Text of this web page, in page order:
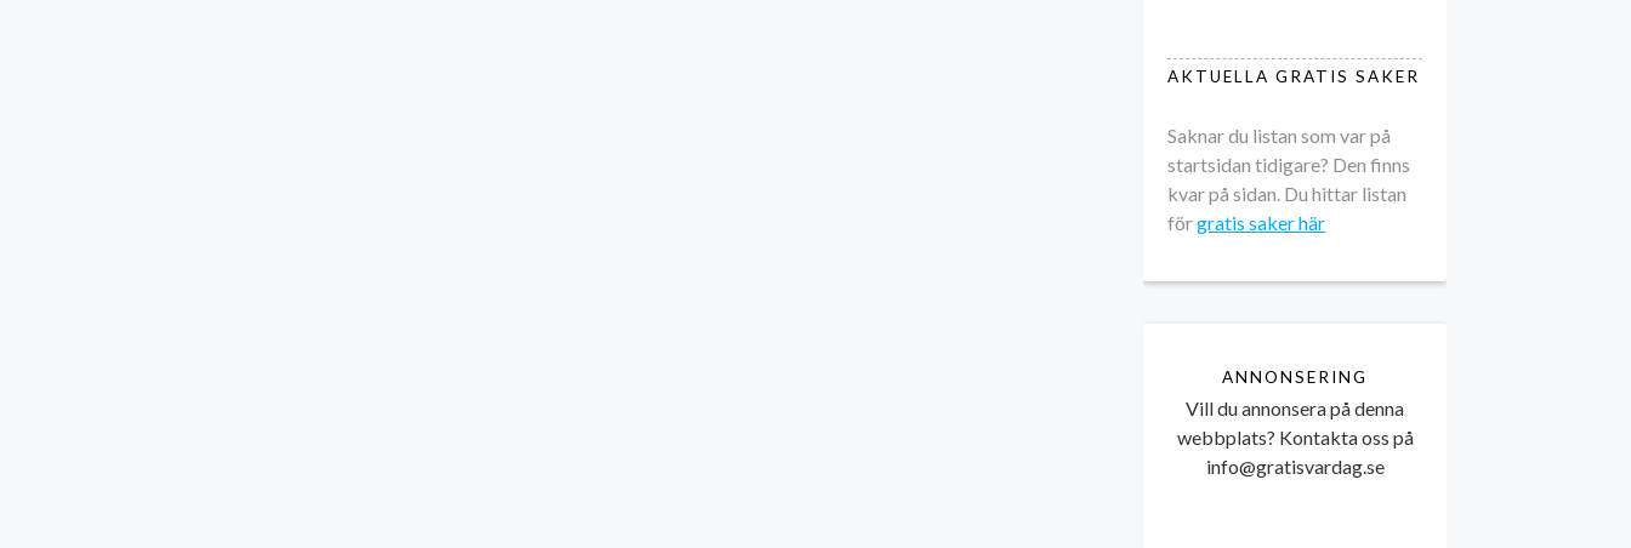
AKTUELLA GRATIS SAKER
Saknar du listan som var på
startsidan tidigare? Den finns
kvar på sidan. Du hittar listan
förgratis saker här
ANNONSERING
Vill du annonsera på denna
webbplats? Kontakta oss på
info@gratisvardag.se